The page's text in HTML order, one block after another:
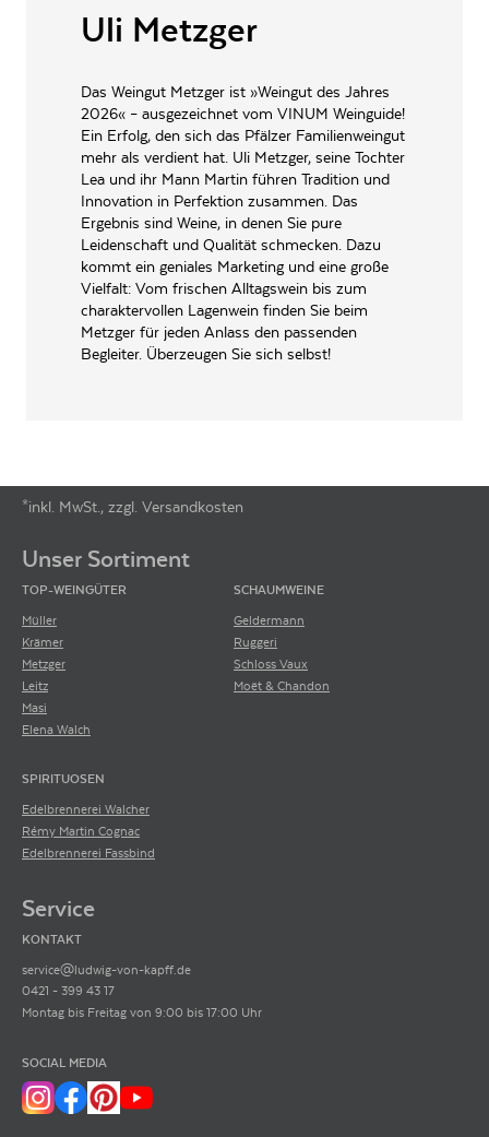
ARTIKELNUMMER 176122
Uli Metzger
Das Weingut Metzger ist »Weingut des Jahres
2026« – ausgezeichnet vom VINUM Weinguide!
Ein Erfolg, den sich das Pfälzer Familienweingut
mehr als verdient hat. Uli Metzger, seine Tochter
Lea und ihr Mann Martin führen Tradition und
Innovation in Perfektion zusammen. Das
Ergebnis sind Weine, in denen Sie pure
Leidenschaft und Qualität schmecken. Dazu
kommt ein geniales Marketing und eine große
Vielfalt: Vom frischen Alltagswein bis zum
charaktervollen Lagenwein finden Sie beim
Metzger für jeden Anlass den passenden
Begleiter. Überzeugen Sie sich selbst!
*inkl. MwSt., zzgl. Versandkosten
Unser Sortiment
TOP-WEINGÜTER
Müller
Krämer
Metzger
Leitz
Masi
Elena Walch
SCHAUMWEINE
Geldermann
Ruggeri
Schloss Vaux
Moët & Chandon
SPIRITUOSEN
Edelbrennerei Walcher
Rémy Martin Cognac
Edelbrennerei Fassbind
Service
KONTAKT
service@ludwig-von-kapff.de
0421 - 399 43 17
Montag bis Freitag von 9:00 bis 17:00 Uhr
SOCIAL MEDIA